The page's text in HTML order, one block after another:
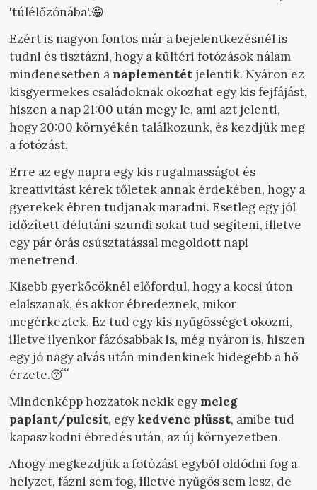
'túlélőzónába'.😁
Ezért is nagyon fontos már a bejelentkezésnél is
tudni és tisztázni, hogy a kültéri fotózások nálam
mindenesetben a naplementétjelentik. Nyáron ez
kisgyermekes családoknak okozhat egy kis fejfájást,
hiszen a nap 21:00 után megy le, ami azt jelenti,
hogy 20:00 környékén találkozunk, és kezdjük meg
a fotózást.
Erre az egy napra egy kis rugalmasságot és
kreativitást kérek tőletek annak érdekében, hogy a
gyerekek ébren tudjanak maradni. Esetleg egy jól
időzített délutáni szundi sokat tud segíteni, illetve
egy pár órás csúsztatással megoldott napi
menetrend.
Kisebb gyerkőcöknél előfordul, hogy a kocsi úton
elalszanak, és akkor ébredeznek, mikor
megérkeztek. Ez tud egy kis nyűgösséget okozni,
illetve ilyenkor fázósabbak is, még nyáron is, hiszen
egy jó nagy alvás után mindenkinek hidegebb a hő
érzete.😴
Mindenképp hozzatok nekik egy meleg
paplant/pulcsit, egy kedvenc plüsst, amibe tud
kapaszkodni ébredés után, az új környezetben.
Ahogy megkezdjük a fotózást egyből oldódni fog a
helyzet, fázni sem fog, illetve nyűgös sem lesz, de